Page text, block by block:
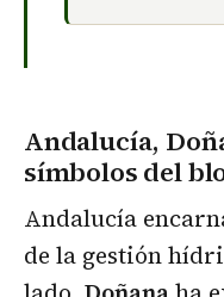
Andalucía,
símbolos del
Andalucía
de la gestión